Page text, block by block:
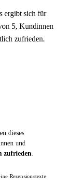
ergibt sich für
5, Kundinnen
zufrieden.
dieses
und
zufrieden.
Rezensionstexte